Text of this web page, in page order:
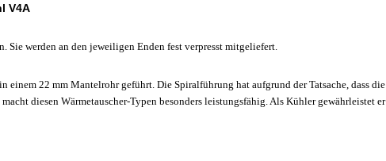
V4A
werden an den jeweiligen Enden fest verpresst mitgeliefert.
einem 22 mm Mantelrohr geführt. Die Spiralführung hat aufgrund der Tatsache, dass die
diesen Wärmetauscher-Typen besonders leistungsfähig. Als Kühler gewährleistet er